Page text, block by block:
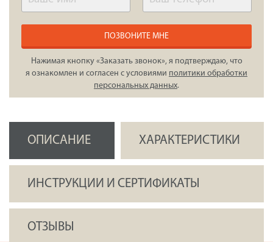
ПОЗВОНИТЕ МНЕ
Нажимая кнопку «Заказать звонок», я подтверждаю, что
я ознакомлен и согласен с условиями политики обработки
персональных данных.
ОПИСАНИЕ ХАРАКТЕРИСТИКИ
ИНСТРУКЦИИ И СЕРТИФИКАТЫ
ОТЗЫВЫ